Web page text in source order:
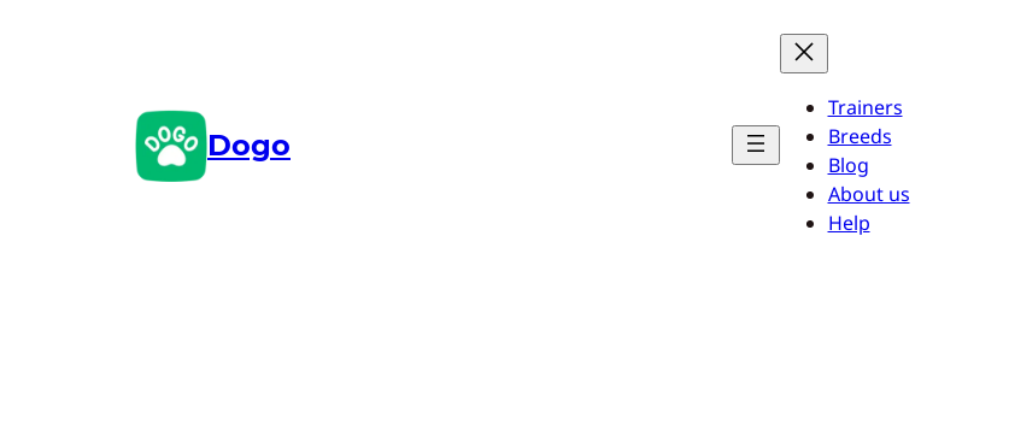
Dogo
Trainers
Breeds
Blog
About us
Help